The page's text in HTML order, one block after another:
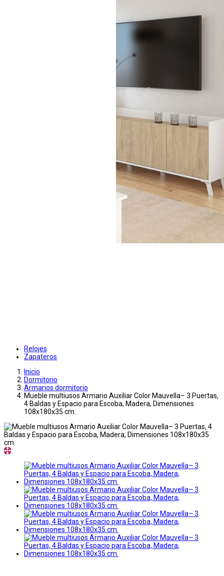
Relojes
Zapateros
Inicio
Dormitorio
Armarios dormitorio
Mueble multiusos Armario Auxiliar Color Mauvella– 3 Puertas,
4 Baldas y Espacio para Escoba, Madera, Dimensiones
108x180x35 cm.